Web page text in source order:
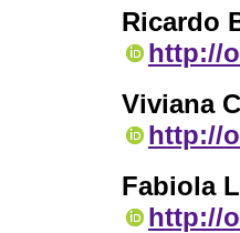
Ricardo
http://
Viviana
http://
Fabiola
http://